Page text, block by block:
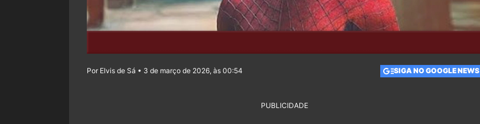
Por Elvis de Sá • 3 de março de 2026, às 00:54 SIGA NO GOOGLE NEWS
PUBLICIDADE